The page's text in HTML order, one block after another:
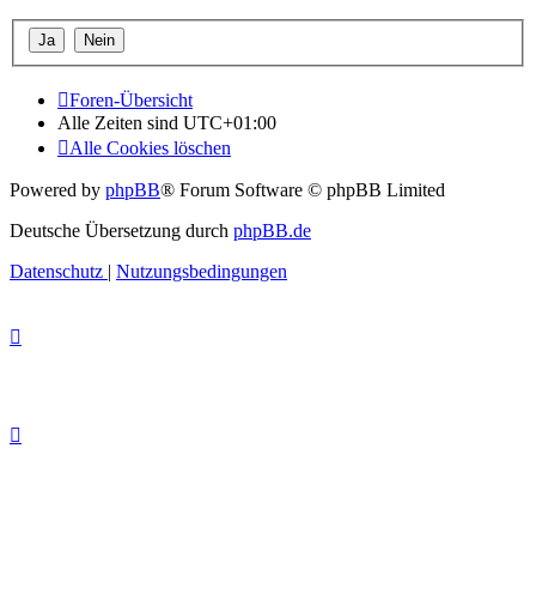
Foren-Übersicht
Alle Zeiten sind UTC+01:00
Alle Cookies löschen
Powered by phpBB® Forum Software © phpBB Limited
Deutsche Übersetzung durch phpBB.de
Datenschutz | Nutzungsbedingungen